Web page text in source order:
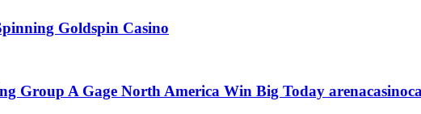
Goldspin Casino
Group A Gage North America Win Big Today